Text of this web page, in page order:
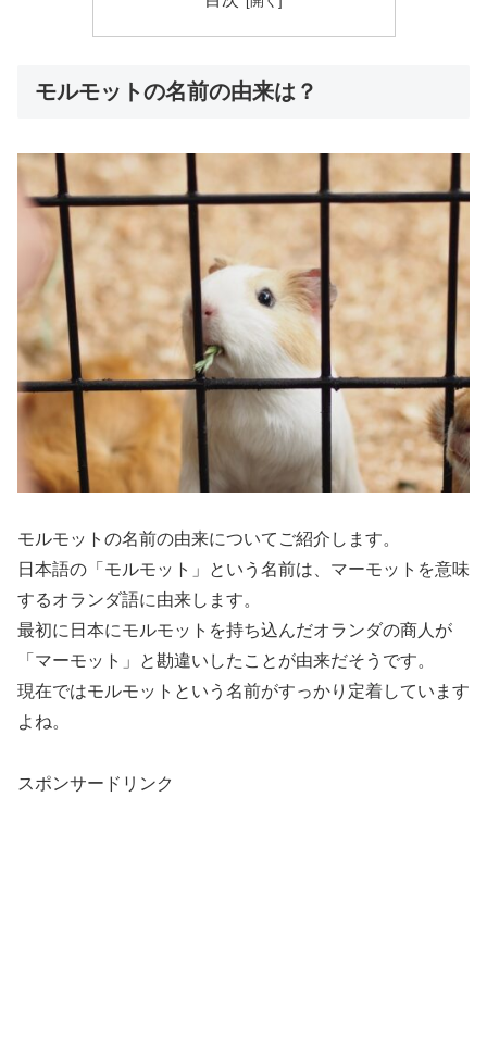
モルモットの名前の由来は？
モルモットの名前の由来についてご紹介します。
日本語の「モルモット」という名前は、マーモットを意味
するオランダ語に由来します。
最初に日本にモルモットを持ち込んだオランダの商人が
「マーモット」と勘違いしたことが由来だそうです。
現在ではモルモットという名前がすっかり定着しています
よね。
スポンサードリンク